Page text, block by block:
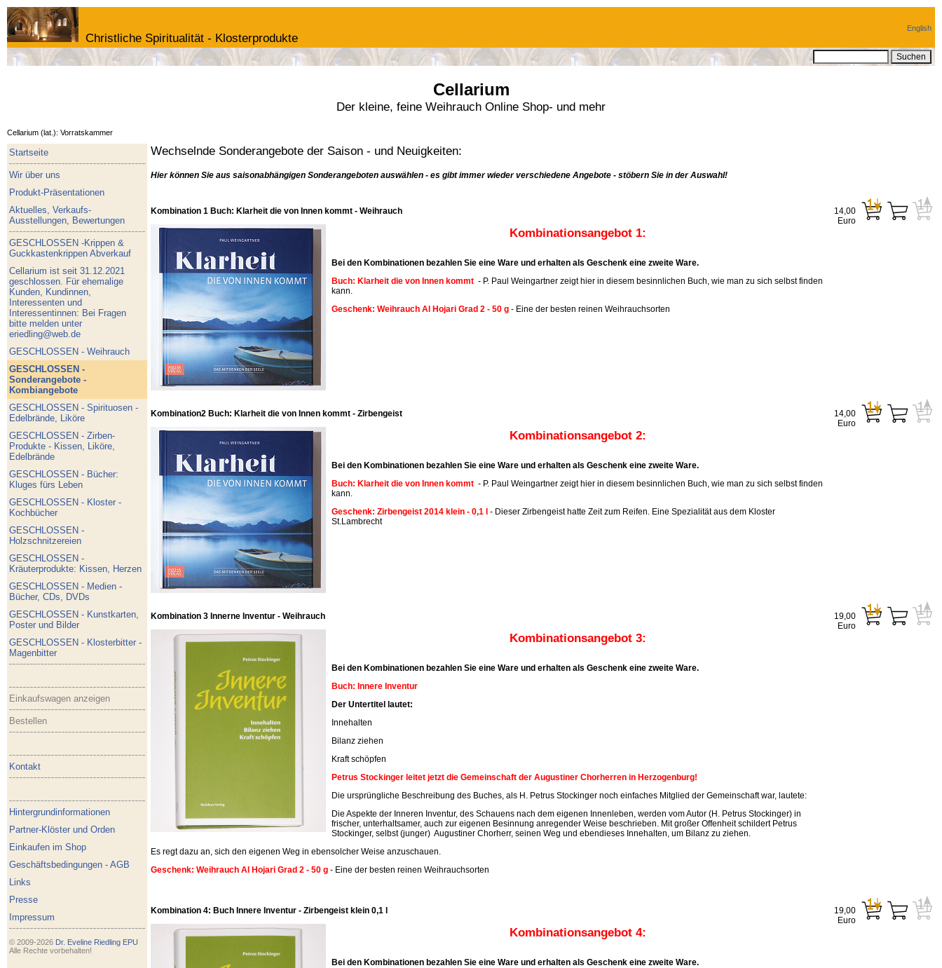
Christliche Spiritualität - Klosterprodukte
English
Cellarium
Der kleine, feine Weihrauch Online Shop- und mehr
Cellarium (lat.): Vorratskammer
Startseite
Wir über uns
Produkt-Präsentationen
Aktuelles, Verkaufs-
Ausstellungen, Bewertungen
GESCHLOSSEN -Krippen &
Guckkastenkrippen Abverkauf
Cellarium ist seit 31.12.2021
geschlossen. Für ehemalige
Kunden, Kundinnen,
Interessenten und
Interessentinnen: Bei Fragen
bitte melden unter
eriedling@web.de
GESCHLOSSEN - Weihrauch
GESCHLOSSEN -
Sonderangebote -
Kombiangebote
GESCHLOSSEN - Spirituosen -
Edelbrände, Liköre
GESCHLOSSEN - Zirben-
Produkte - Kissen, Liköre,
Edelbrände
GESCHLOSSEN - Bücher:
Kluges fürs Leben
GESCHLOSSEN - Kloster -
Kochbücher
GESCHLOSSEN -
Holzschnitzereien
GESCHLOSSEN -
Kräuterprodukte: Kissen, Herzen
GESCHLOSSEN - Medien -
Bücher, CDs, DVDs
GESCHLOSSEN - Kunstkarten,
Poster und Bilder
GESCHLOSSEN - Klosterbitter -
Magenbitter
Einkaufswagen anzeigen
Bestellen
Kontakt
Hintergrundinformationen
Partner-Klöster und Orden
Einkaufen im Shop
Geschäftsbedingungen - AGB
Links
Presse
Impressum
© 2009-2026 Dr. Eveline Riedling EPU
Alle Rechte vorbehalten!
Wechselnde Sonderangebote der Saison - und Neuigkeiten:
Hier können Sie aus saisonabhängigen Sonderangeboten auswählen - es gibt immer wieder verschiedene Angebote - stöbern Sie in der Auswahl!
Kombination 1 Buch: Klarheit die von Innen kommt - Weihrauch
Kombinationsangebot 1:
Bei den Kombinationen bezahlen Sie eine Ware und erhalten als Geschenk eine zweite Ware.
Buch: Klarheit die von Innen kommt - P. Paul Weingartner zeigt hier in diesem besinnlichen Buch, wie man zu sich selbst finden
kann.
Geschenk: Weihrauch Al Hojari Grad 2 - 50 g - Eine der besten reinen Weihrauchsorten
14,00
Euro
Kombination2 Buch: Klarheit die von Innen kommt - Zirbengeist
Kombinationsangebot 2:
Bei den Kombinationen bezahlen Sie eine Ware und erhalten als Geschenk eine zweite Ware.
Buch: Klarheit die von Innen kommt - P. Paul Weingartner zeigt hier in diesem besinnlichen Buch, wie man zu sich selbst finden
kann.
Geschenk: Zirbengeist 2014 klein - 0,1 l - Dieser Zirbengeist hatte Zeit zum Reifen. Eine Spezialität aus dem Kloster
St.Lambrecht
14,00
Euro
Kombination 3 Innerne Inventur - Weihrauch
Kombinationsangebot 3:
Bei den Kombinationen bezahlen Sie eine Ware und erhalten als Geschenk eine zweite Ware.
Buch: Innere Inventur
Der Untertitel lautet:
Innehalten
Bilanz ziehen
Kraft schöpfen
Petrus Stockinger leitet jetzt die Gemeinschaft der Augustiner Chorherren in Herzogenburg!
Die ursprüngliche Beschreibung des Buches, als H. Petrus Stockinger noch einfaches Mitglied der Gemeinschaft war, lautete:
Die Aspekte der Inneren Inventur, des Schauens nach dem eigenen Innenleben, werden vom Autor (H. Petrus Stockinger) in
frischer, unterhaltsamer, auch zur eigenen Besinnung anregender Weise beschrieben. Mit großer Offenheit schildert Petrus
Stockinger, selbst (junger) Augustiner Chorherr, seinen Weg und ebendieses Innehalten, um Bilanz zu ziehen.
Es regt dazu an, sich den eigenen Weg in ebensolcher Weise anzuschauen.
Geschenk: Weihrauch Al Hojari Grad 2 - 50 g - Eine der besten reinen Weihrauchsorten
19,00
Euro
Kombination 4: Buch Innere Inventur - Zirbengeist klein 0,1 l
Kombinationsangebot 4:
Bei den Kombinationen bezahlen Sie eine Ware und erhalten als Geschenk eine zweite Ware.
19,00
Euro